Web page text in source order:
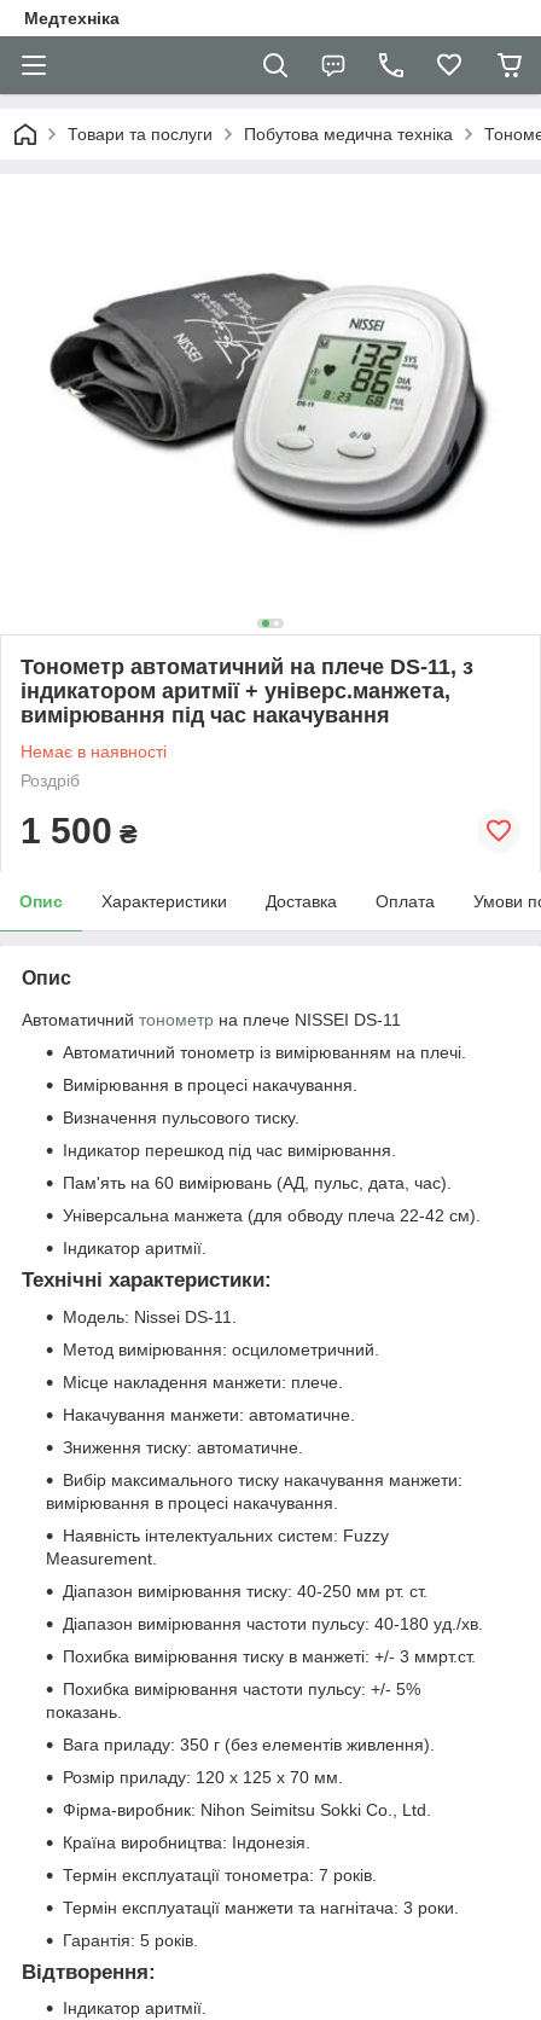
Медтехніка
Товари та послуги Побутова медична техніка
Тонометр автоматичний на плече DS-11, з
індикатором аритмії + універс.манжета,
вимірювання під час накачування
Немає в наявності
Роздріб
1 500 ₴
Опис Характеристики Доставка Оплата Умови
Опис
Автоматичний тонометр на плече NISSEI DS-11
Автоматичний тонометр із вимірюванням на плечі.
Вимірювання в процесі накачування.
Визначення пульсового тиску.
Індикатор перешкод під час вимірювання.
Пам'ять на 60 вимірювань (АД, пульс, дата, час).
Універсальна манжета (для обводу плеча 22-42 см).
Індикатор аритмії.
Технічні характеристики:
Модель: Nissei DS-11.
Метод вимірювання: осцилометричний.
Місце накладення манжети: плече.
Накачування манжети: автоматичне.
Зниження тиску: автоматичне.
Вибір максимального тиску накачування манжети:
вимірювання в процесі накачування.
Наявність інтелектуальних систем: Fuzzy
Measurement.
Діапазон вимірювання тиску: 40-250 мм рт. ст.
Діапазон вимірювання частоти пульсу: 40-180 уд./хв.
Похибка вимірювання тиску в манжеті: +/- 3 ммрт.ст.
Похибка вимірювання частоти пульсу: +/- 5%
показань.
Вага приладу: 350 г (без елементів живлення).
Розмір приладу: 120 x 125 x 70 мм.
Фірма-виробник: Nihon Seimitsu Sokki Co., Ltd.
Країна виробництва: Індонезія.
Термін експлуатації тонометра: 7 років.
Термін експлуатації манжети та нагнітача: 3 роки.
Гарантія: 5 років.
Відтворення:
Індикатор аритмії.